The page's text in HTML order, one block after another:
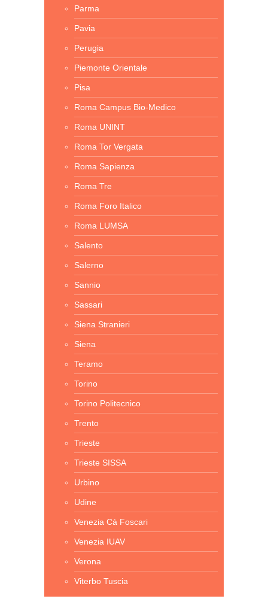
Parma
Pavia
Perugia
Piemonte Orientale
Pisa
Roma Campus Bio-Medico
Roma UNINT
Roma Tor Vergata
Roma Sapienza
Roma Tre
Roma Foro Italico
Roma LUMSA
Salento
Salerno
Sannio
Sassari
Siena Stranieri
Siena
Teramo
Torino
Torino Politecnico
Trento
Trieste
Trieste SISSA
Urbino
Udine
Venezia Cà Foscari
Venezia IUAV
Verona
Viterbo Tuscia